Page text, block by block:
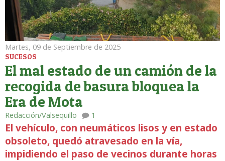
Martes, 09 de Septiembre de 2025
SUCESOS
El mal estado de un camión de la
recogida de basura bloquea la
Era de Mota
Redacción/Valsequillo 1
El vehículo, con neumáticos lisos y en estado
obsoleto, quedó atravesado en la vía,
impidiendo el paso de vecinos durante horas